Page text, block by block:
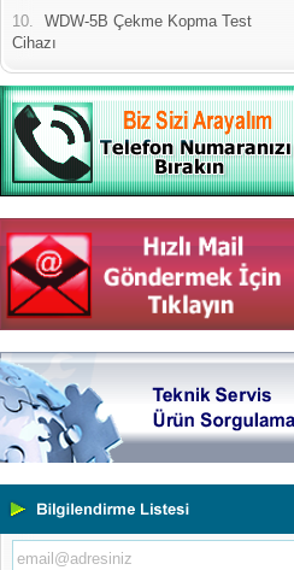
10.
WDW-5B Çekme Kopma Test
Cihazı
Yeni Binamıza TAŞINDIK
Ölçüm Cihazları
Kaplama Kalınlığı Ölçüm
Cihazları